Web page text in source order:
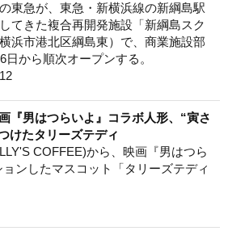
東急が、東急・新横浜線の新綱島駅
てきた複合再開発施設「新綱島スク
浜市港北区綱島東）で、商業施設部
日から順次オープンする。
『男はつらいよ』コラボ人形、“寅さ
けたタリーズテディ
COFFEE)から、映画『男はつら
ンしたマスコット「タリーズテディ